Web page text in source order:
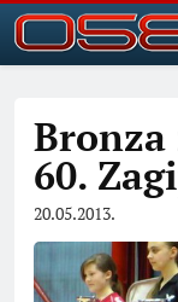
Bronza
60.
20.05.2013.